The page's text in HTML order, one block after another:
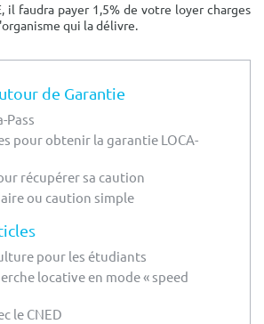
il faudra payer 1,5% de votre loyer charges
qui la délivre.
de Garantie
Pass
pour obtenir la garantie LOCA-
récupérer sa caution
ou caution simple
pour les étudiants
locative en mode « speed
le CNED